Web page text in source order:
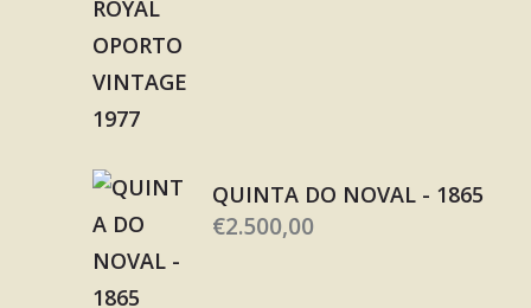
QUINTA DO NOVAL - 1865
€2.500,00